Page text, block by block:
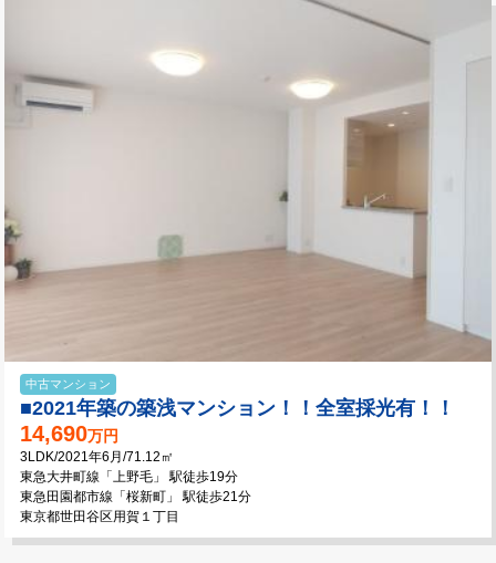
中古マンション
■2021年築の築浅マンション！！全室採光有！！
14,690万円
3LDK/2021年6月/71.12㎡
東急大井町線「上野毛」 駅徒歩19分
東急田園都市線「桜新町」 駅徒歩21分
東京都世田谷区用賀１丁目